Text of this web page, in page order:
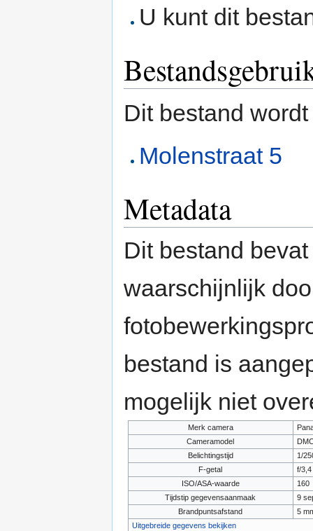
U kunt dit
Dit bestand
Molenstraat 5
Metadata
Dit bestand
waarschijnlijk
bestand is
mogelijk niet
Merk camera
Cameramodel
Belichtingstijd
1/
F-getal
f/3,4
ISO/ASA-waarde
160
Tijdstip gegevensaanmaak
9
Brandpuntsafstand
5
Uitgebreide gegevens bekijken